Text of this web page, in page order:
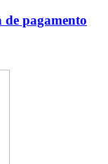
pagamento